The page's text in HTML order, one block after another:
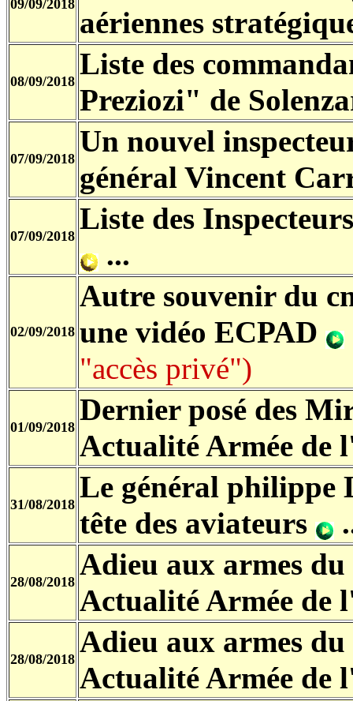
09/09/2018
aériennes
08/09/2018 Liste des
Preziozi" de
07/09/2018 Un nouvel
général Vincent
07/09/2018 Liste des
...
02/09/2018
Autre souvenir du
une vidéo ECPAD
"accès privé")
01/09/2018 Dernier posé des
Actualité Armée de
31/08/2018 Le général philippe
tête des aviateurs
28/08/2018 Adieu aux armes
Actualité Armée de
28/08/2018 Adieu aux armes
Actualité Armée de